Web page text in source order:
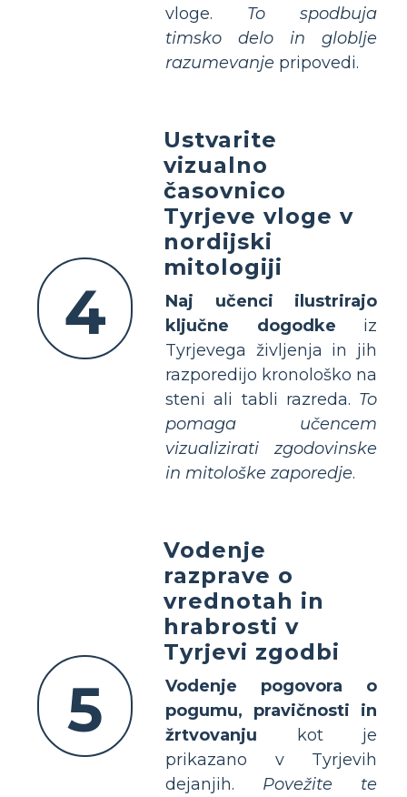
vloge. To spodbuja
timsko delo in globlje
razumevanje pripovedi.
4
Ustvarite
vizualno
časovnico
Tyrjeve vloge v
nordijski
mitologiji
Naj učenci ilustrirajo
ključne dogodke iz
Tyrjevega življenja in jih
razporedijo kronološko na
steni ali tabli razreda. To
pomaga učencem
vizualizirati zgodovinske
in mitološke zaporedje.
5
Vodenje
razprave o
vrednotah in
hrabrosti v
Tyrjevi zgodbi
Vodenje pogovora o
pogumu, pravičnosti in
žrtvovanju kot je
prikazano v Tyrjevih
dejanjih. Povežite te